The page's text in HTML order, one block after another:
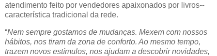
atendimento feito por vendedores apaixonados por livros--
característica tradicional da rede.
“Nem sempre gostamos de mudanças. Mexem com nossos
hábitos, nos tiram da zona de conforto. Ao mesmo tempo,
trazem novos estímulos, nos ajudam a descobrir novidades,